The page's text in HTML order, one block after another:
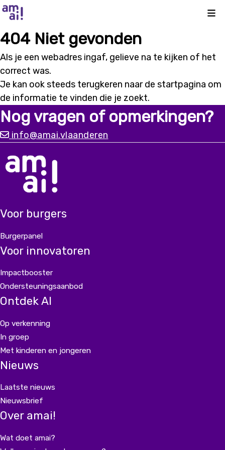
404 Niet gevonden
Als je een webadres ingaf, gelieve na te kijken of het
correct was.
Je kan ook steeds terugkeren naar de startpagina om
de informatie te vinden die je zoekt.
Nog vragen of opmerkingen?
info@amai.vlaanderen
Voor burgers
Burgerpanel
Voor innovatoren
Impactbooster
Ondersteuningsaanbod
Ontdek AI
Op verkenning
In groep
Met kinderen en jongeren
Nieuws
Laatste nieuws
Nieuwsbrief
Over amai!
Wat doet amai?